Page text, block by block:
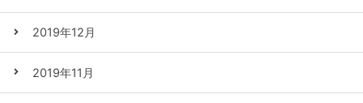
2019年12月
2019年11月